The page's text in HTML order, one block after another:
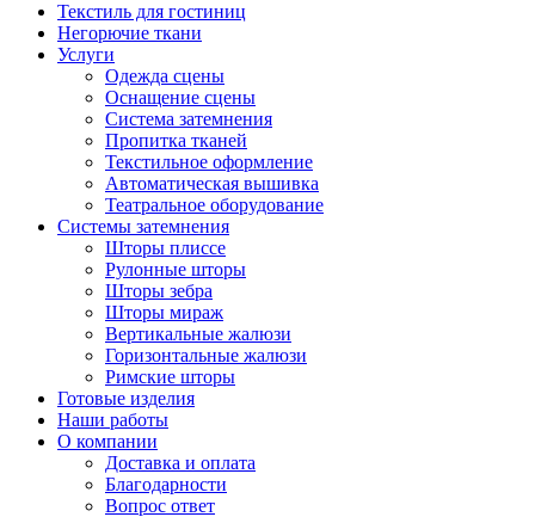
Текстиль для гостиниц
Негорючие ткани
Услуги
Одежда сцены
Оснащение сцены
Система затемнения
Пропитка тканей
Текстильное оформление
Автоматическая вышивка
Театральное оборудование
Системы затемнения
Шторы плиссе
Рулонные шторы
Шторы зебра
Шторы мираж
Вертикальные жалюзи
Горизонтальные жалюзи
Римские шторы
Готовые изделия
Наши работы
О компании
Доставка и оплата
Благодарности
Вопрос ответ